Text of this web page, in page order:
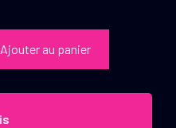
Ajouter au panier